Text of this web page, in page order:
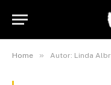
Home » Autor: Linda